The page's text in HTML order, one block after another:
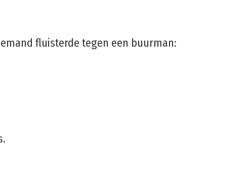
fluisterde tegen een buurman: